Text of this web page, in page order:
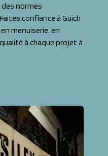
normes
confiance à Guich
menuiserie, en
à chaque projet à